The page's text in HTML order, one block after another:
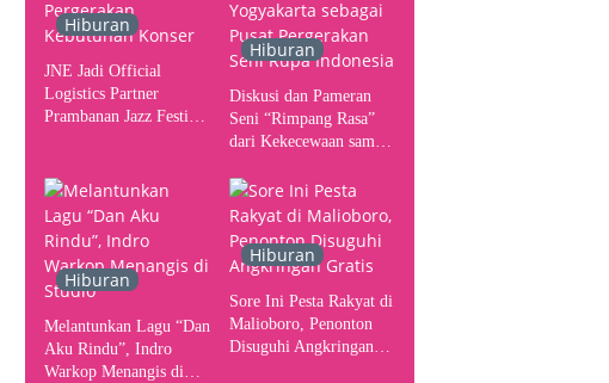
Hiburan
JNE Jadi Official
Logistics Partner
Prambanan Jazz Festival
Konser
Hiburan
Diskusi dan Pameran
Seni “Rimpang Rasa”
dari Kekecewaan sampai
Yogyakarta sebagai
Pusat Pergerakan Seni
Rupa Indonesia
Hiburan
Melantunkan Lagu “Dan
Aku Rindu”, Indro
Warkop Menangis di
Hiburan
Sore Ini Pesta Rakyat di
Malioboro, Penonton
Disuguhi Angkringan